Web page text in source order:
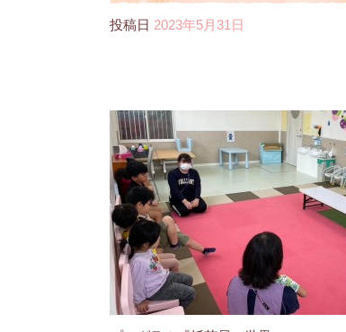
投稿日 2023年5月31日